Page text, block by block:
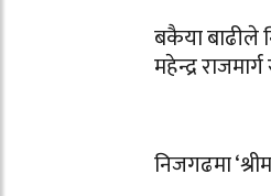
बकैया बाढीले
महेन्द्र
निजगढमा